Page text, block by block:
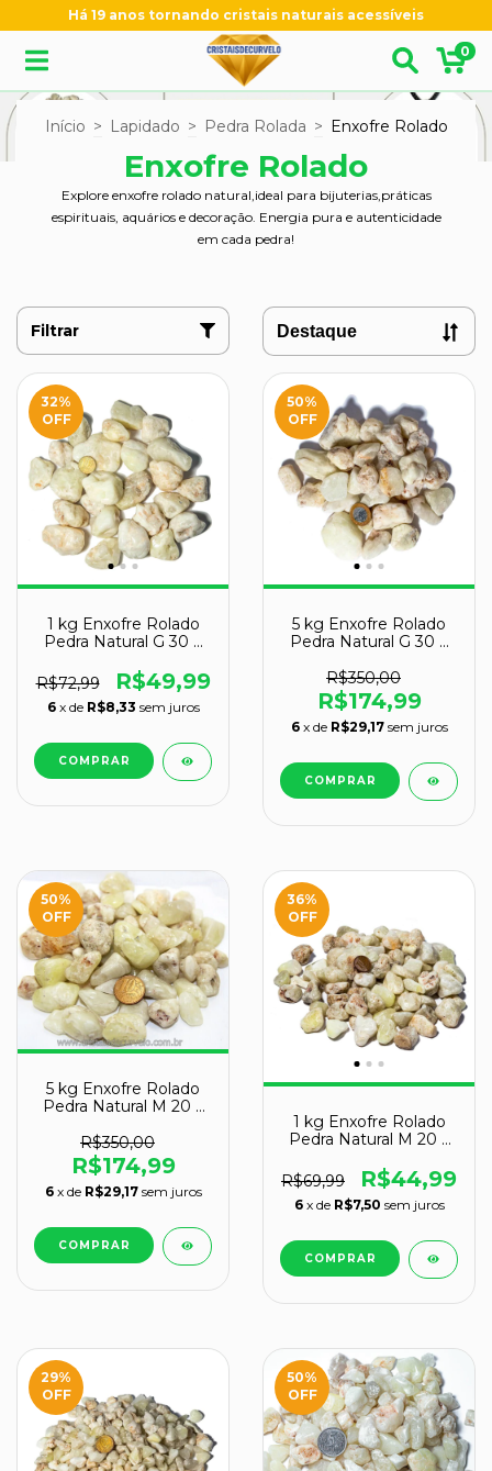
Há 19 anos tornando cristais naturais acessíveis
0
Início > Lapidado > Pedra Rolada > Enxofre Rolado
Enxofre Rolado
Explore enxofre rolado natural,ideal para bijuterias,práticas
espirituais, aquários e decoração. Energia pura e autenticidade
em cada pedra!
Filtrar
32%
OFF
1 kg Enxofre Rolado
Pedra Natural G 30 a
R$72,99
R$49,99
6 x de R$8,33 sem juros
50%
OFF
5 kg Enxofre Rolado
Pedra Natural G 30 a
R$350,00
R$174,99
6 x de R$29,17 sem juros
50%
OFF
5 kg Enxofre Rolado
Pedra Natural M 20 a
R$350,00
R$174,99
6 x de R$29,17 sem juros
36%
OFF
1 kg Enxofre Rolado
Pedra Natural M 20 a
R$69,99
R$44,99
6 x de R$7,50 sem juros
29%
OFF
50%
OFF